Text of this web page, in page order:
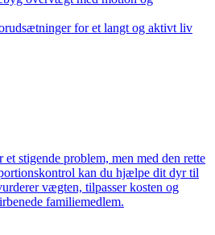
for et langt og aktivt liv
stigende problem, men med den rette
kan du hjælpe dit dyr til
vægten, tilpasser kosten og
familiemedlem.